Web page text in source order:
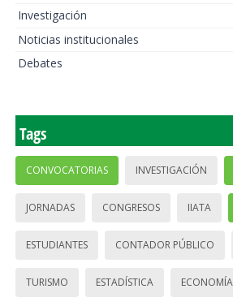
Investigación
Noticias institucionales
Debates
Tags
CONVOCATORIAS INVESTIGACIÓN
JORNADAS CONGRESOS IIATA
ESTUDIANTES CONTADOR PÚBLICO
TURISMO ESTADÍSTICA ECONOMÍA